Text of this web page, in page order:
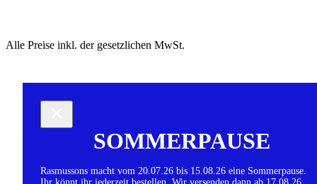
Alle Preise inkl. der gesetzlichen MwSt.
SOMMERPAUSE
Rasmussons macht vom 20.07.26 bis 15.08.26 eine Sommerpause.